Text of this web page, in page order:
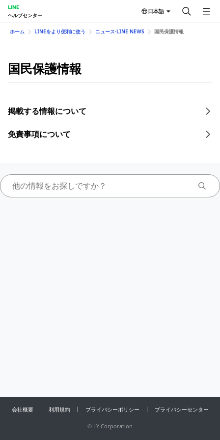
LINE
ヘルプセンター
日本語
ホーム LINEをより便利に使う ニュース⋅LINE NEWS 国民保護情報
国民保護情報
掲載する情報について
免責事項について
会社概要 利用規約 プライバシーポリシー プライバシーセンター
© LY Corporation